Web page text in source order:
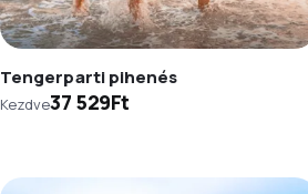
Tengerparti pihenés
Kezdve37 529Ft